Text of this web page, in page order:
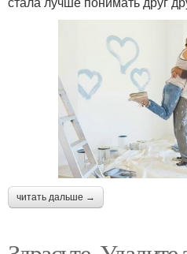
читать дальше →